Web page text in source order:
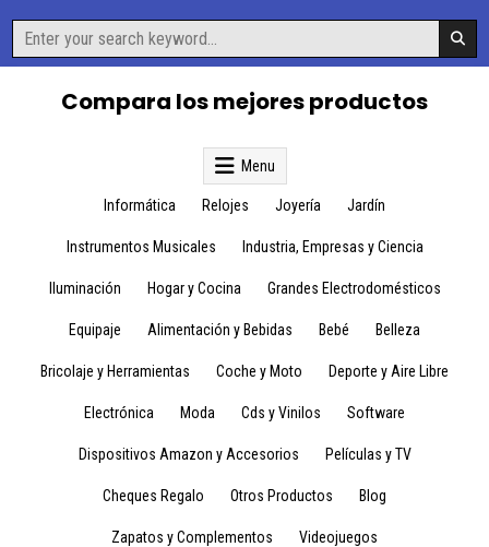
content
Search
for:
Compara los mejores productos
Menu
Informática Relojes Joyería Jardín
Instrumentos Musicales Industria, Empresas y Ciencia
Iluminación Hogar y Cocina Grandes Electrodomésticos
Equipaje Alimentación y Bebidas Bebé Belleza
Bricolaje y Herramientas Coche y Moto Deporte y Aire Libre
Electrónica Moda Cds y Vinilos Software
Dispositivos Amazon y Accesorios Películas y TV
Cheques Regalo Otros Productos Blog
Zapatos y Complementos Videojuegos